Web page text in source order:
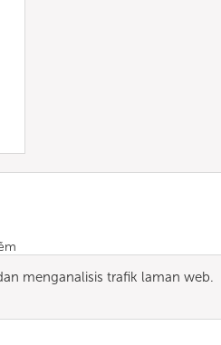
menganalisis trafik laman web.